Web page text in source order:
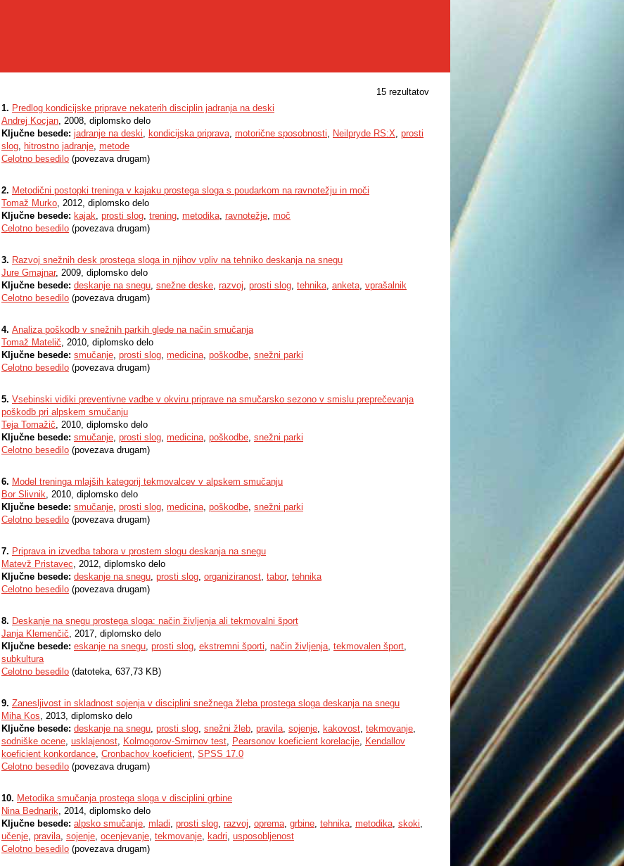
15 rezultatov
1. Predlog kondicijske priprave nekaterih disciplin jadranja na deski
Andrej Kocjan, 2008, diplomsko delo
Ključne besede: jadranje na deski, kondicijska priprava, motorične sposobnosti, Neilpryde RS:X, prosti
slog, hitrostno jadranje, metode
Celotno besedilo (povezava drugam)
2. Metodični postopki treninga v kajaku prostega sloga s poudarkom na ravnotežju in moči
Tomaž Murko, 2012, diplomsko delo
Ključne besede: kajak, prosti slog, trening, metodika, ravnotežje, moč
Celotno besedilo (povezava drugam)
3. Razvoj snežnih desk prostega sloga in njihov vpliv na tehniko deskanja na snegu
Jure Gmajnar, 2009, diplomsko delo
Ključne besede: deskanje na snegu, snežne deske, razvoj, prosti slog, tehnika, anketa, vprašalnik
Celotno besedilo (povezava drugam)
4. Analiza poškodb v snežnih parkih glede na način smučanja
Tomaž Matelič, 2010, diplomsko delo
Ključne besede: smučanje, prosti slog, medicina, poškodbe, snežni parki
Celotno besedilo (povezava drugam)
5. Vsebinski vidiki preventivne vadbe v okviru priprave na smučarsko sezono v smislu preprečevanja
poškodb pri alpskem smučanju
Teja Tomažič, 2010, diplomsko delo
Ključne besede: smučanje, prosti slog, medicina, poškodbe, snežni parki
Celotno besedilo (povezava drugam)
6. Model treninga mlajših kategorij tekmovalcev v alpskem smučanju
Bor Slivnik, 2010, diplomsko delo
Ključne besede: smučanje, prosti slog, medicina, poškodbe, snežni parki
Celotno besedilo (povezava drugam)
7. Priprava in izvedba tabora v prostem slogu deskanja na snegu
Matevž Pristavec, 2012, diplomsko delo
Ključne besede: deskanje na snegu, prosti slog, organiziranost, tabor, tehnika
Celotno besedilo (povezava drugam)
8. Deskanje na snegu prostega sloga: način življenja ali tekmovalni šport
Janja Klemenčič, 2017, diplomsko delo
Ključne besede: eskanje na snegu, prosti slog, ekstremni športi, način življenja, tekmovalen šport,
subkultura
Celotno besedilo (datoteka, 637,73 KB)
9. Zanesljivost in skladnost sojenja v disciplini snežnega žleba prostega sloga deskanja na snegu
Miha Kos, 2013, diplomsko delo
Ključne besede: deskanje na snegu, prosti slog, snežni žleb, pravila, sojenje, kakovost, tekmovanje,
sodniške ocene, usklajenost, Kolmogorov-Smirnov test, Pearsonov koeficient korelacije, Kendallov
koeficient konkordance, Cronbachov koeficient, SPSS 17.0
Celotno besedilo (povezava drugam)
10. Metodika smučanja prostega sloga v disciplini grbine
Nina Bednarik, 2014, diplomsko delo
Ključne besede: alpsko smučanje, mladi, prosti slog, razvoj, oprema, grbine, tehnika, metodika, skoki,
učenje, pravila, sojenje, ocenjevanje, tekmovanje, kadri, usposobljenost
Celotno besedilo (povezava drugam)